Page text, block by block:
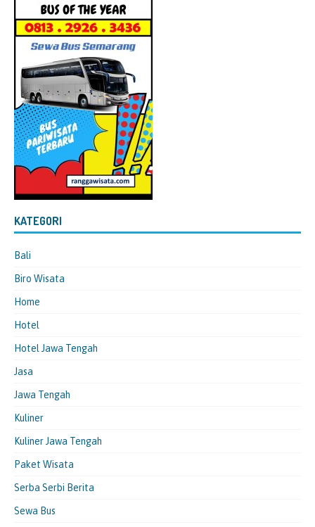
KATEGORI
Bali
Biro Wisata
Home
Hotel
Hotel Jawa Tengah
Jasa
Jawa Tengah
Kuliner
Kuliner Jawa Tengah
Paket Wisata
Serba Serbi Berita
Sewa Bus